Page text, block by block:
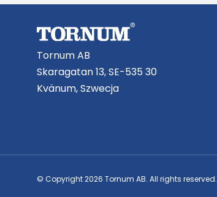
Tornum AB
Skaragatan 13, SE-535 30
Kvänum, Szwecja
© Copyright 2026 Tornum AB. All rights reserved.